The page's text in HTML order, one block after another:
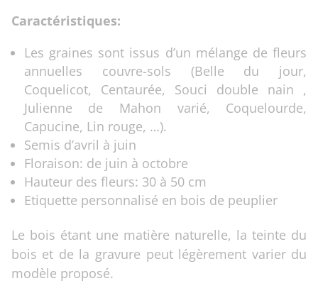
Caractéristiques:
Les graines sont issus d’un mélange de fleurs
annuelles couvre-sols (Belle du jour,
Coquelicot, Centaurée, Souci double nain ,
Julienne de Mahon varié, Coquelourde,
Capucine, Lin rouge, …).
Semis d’avril à juin
Floraison: de juin à octobre
Hauteur des fleurs: 30 à 50 cm
Etiquette personnalisé en bois de peuplier
Le bois étant une matière naturelle, la teinte du
bois et de la gravure peut légèrement varier du
modèle proposé.